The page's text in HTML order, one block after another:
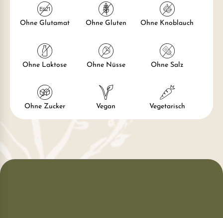
Ohne Glutamat Ohne Gluten Ohne Knoblauch
Ohne Laktose Ohne Nüsse Ohne Salz
Ohne Zucker Vegan Vegetarisch